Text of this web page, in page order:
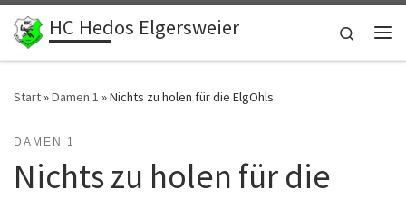
Zum Inhalt springen
HC Hedos Elgersweier
Search
Start»Damen 1 »Nichts zu holen für die ElgOhls
DAMEN 1
Nichts zu holen für die